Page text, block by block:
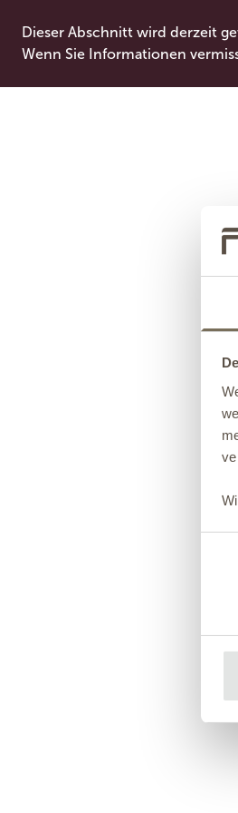
Dieser Abschnitt wird derzeit
Wenn Sie Informationen